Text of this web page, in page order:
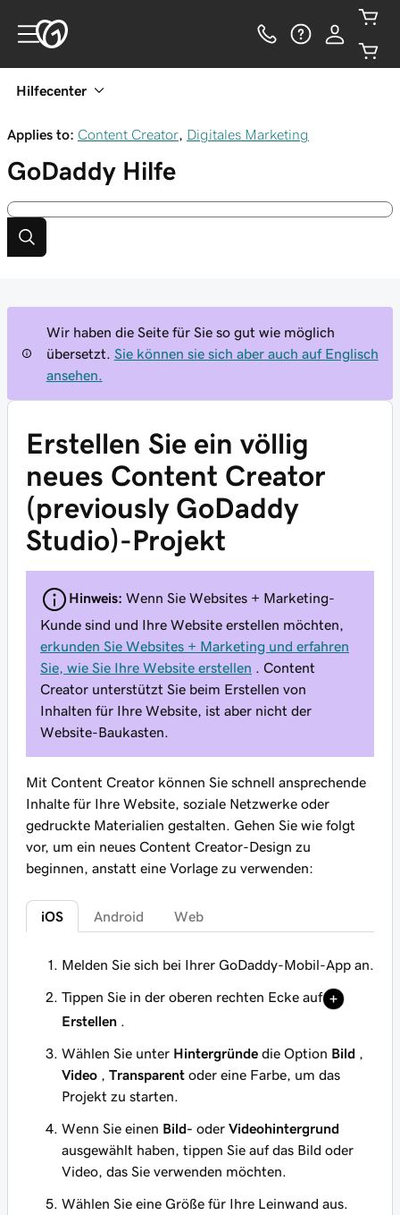
Hilfecenter
Applies to: Content Creator Digitales Marketing
GoDaddy Hilfe
Wir haben die Seite für Sie so gut wie möglich
übersetzt.
Sie können sie sich aber auch auf Englisch
ansehen.
Erstellen Sie ein völlig
neues Content Creator
(previously GoDaddy
Studio)-Projekt
Hinweis: Wenn Sie Websites + Marketing-
Kunde sind und Ihre Website erstellen möchten,
erkunden Sie Websites + Marketing und erfahren
Sie, wie Sie Ihre Website erstellen . Content
Creator unterstützt Sie beim Erstellen von
Inhalten für Ihre Website, ist aber nicht der
Website-Baukasten.
Mit Content Creator können Sie schnell ansprechende
Inhalte für Ihre Website, soziale Netzwerke oder
gedruckte Materialien gestalten. Gehen Sie wie folgt
vor, um ein neues Content Creator-Design zu
beginnen, anstatt eine Vorlage zu verwenden:
iOS Android Web
Melden Sie sich bei Ihrer GoDaddy-Mobil-App an.
Tippen Sie in der oberen rechten Ecke auf
Erstellen
Wählen Sie unter Hintergründe die Option Bild
Video
Transparent oder eine Farbe, um das
Projekt zu starten.
Wenn Sie einen Bild- oder Videohintergrund
ausgewählt haben, tippen Sie auf das Bild oder
Video, das Sie verwenden möchten.
Wählen Sie eine Größe für Ihre Leinwand aus.